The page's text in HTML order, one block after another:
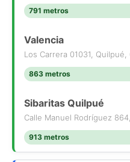
791 metros
Valencia
Los Carrera 01031,
863 metros
Sibaritas Quilpué
Calle Manuel Rodríguez
913 metros